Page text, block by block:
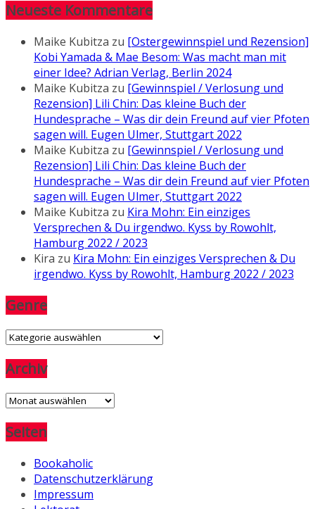
Neueste Kommentare
Maike Kubitza zu [Ostergewinnspiel und Rezension]
Kobi Yamada & Mae Besom: Was macht man mit
einer Idee? Adrian Verlag, Berlin 2024
Maike Kubitza zu [Gewinnspiel / Verlosung und
Rezension] Lili Chin: Das kleine Buch der
Hundesprache – Was dir dein Freund auf vier Pfoten
sagen will. Eugen Ulmer, Stuttgart 2022
Maike Kubitza zu [Gewinnspiel / Verlosung und
Rezension] Lili Chin: Das kleine Buch der
Hundesprache – Was dir dein Freund auf vier Pfoten
sagen will. Eugen Ulmer, Stuttgart 2022
Maike Kubitza zu Kira Mohn: Ein einziges
Versprechen & Du irgendwo. Kyss by Rowohlt,
Hamburg 2022 / 2023
Kira zu Kira Mohn: Ein einziges Versprechen & Du
irgendwo. Kyss by Rowohlt, Hamburg 2022 / 2023
Genre
Genre
Archiv
Archiv
Seiten
Bookaholic
Datenschutzerklärung
Impressum